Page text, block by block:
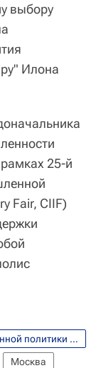
выбору
Илона
25-й
Fair, CIIF)
Департамент инвестиционной и промышленной политики города Москвы
Москва